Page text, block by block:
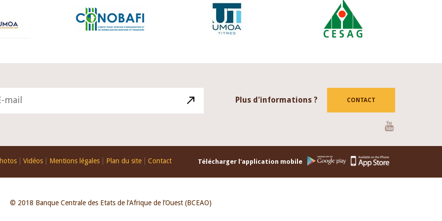
Plus d'informations ? CONTACT
Vidéos Mentions légales Plan du site Contact Télécharger l'application mobile
© 2018 Banque Centrale des Etats de l’Afrique de l’Ouest (BCEAO)